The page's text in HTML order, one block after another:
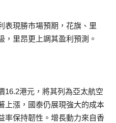
表現勝市場預期，花旗、里
，里昂更上調其盈利預測。
16.2港元，將其列為亞太航空
上漲，國泰仍展現強大的成本
率保持韌性。增長動力來自香